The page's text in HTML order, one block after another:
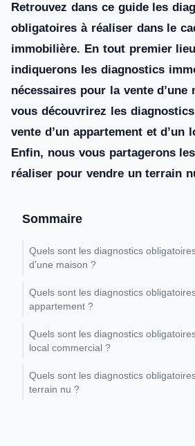
Retrouvez dans ce guide les
obligatoires à réaliser dans le
immobilière. En tout premier
indiquerons les diagnostics
nécessaires pour la vente d’une
vous découvrirez les
vente d’un appartement et d’un
Enfin, nous vous partagerons
réaliser pour vendre un terrain
Sommaire
Quels sont les diagnostics
d’une maison ?
Quels sont les diagnostics
appartement ?
Quels sont les diagnostics
local commercial ?
Quels sont les diagnostics
terrain nu ?